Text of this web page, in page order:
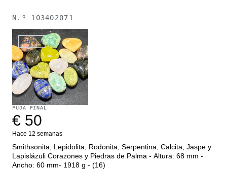
N.º 103402071
Vendido
PUJA FINAL
€ 50
Hace 12 semanas
Smithsonita, Lepidolita, Rodonita, Serpentina, Calcita, Jaspe y
Lapislázuli Corazones y Piedras de Palma - Altura: 68 mm -
Ancho: 60 mm- 1918 g - (16)